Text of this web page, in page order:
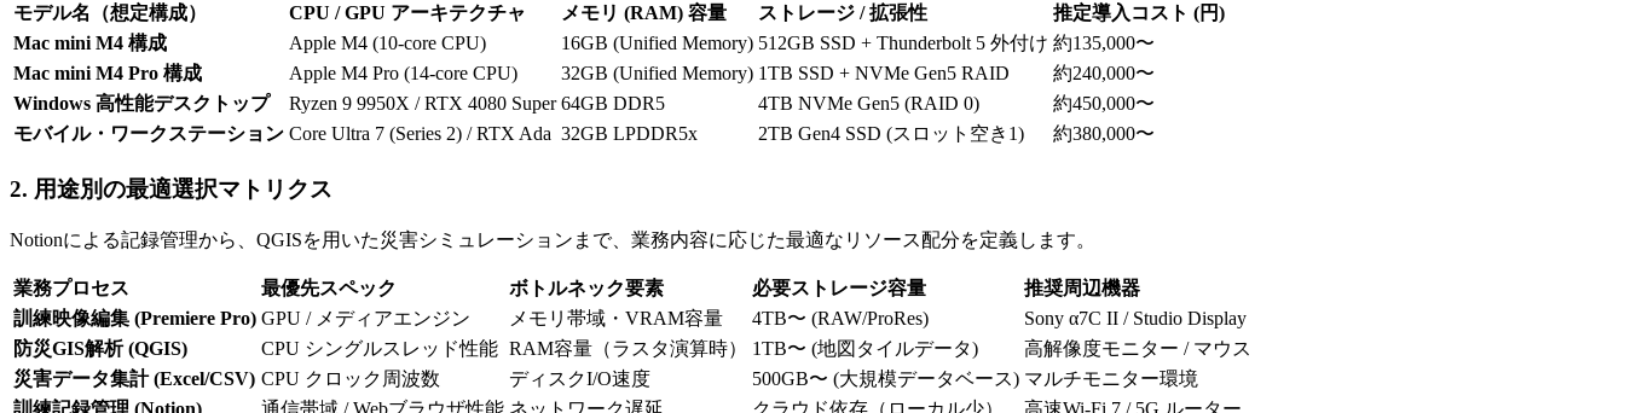
モデル名（想定構成） CPU / GPU アーキテクチャ メモリ (RAM) 容量 ストレージ / 拡張性
推定導入コスト (円)
Mac mini M4 構成
Apple M4 (10-core CPU) 16GB (Unified Memory) 512GB SSD + Thunderbolt 5 外付け 約135,000〜
Mac mini M4 Pro 構成
Apple M4 Pro (14-core CPU) 32GB (Unified Memory) 1TB SSD + NVMe Gen5 RAID
約240,000〜
Windows 高性能デスクトップ
Ryzen 9 9950X / RTX 4080 Super 64GB DDR5 4TB NVMe Gen5 (RAID 0)
約450,000〜
モバイル・ワークステーション Core Ultra 7 (Series 2) / RTX Ada 32GB LPDDR5x 2TB Gen4 SSD (スロット空き1) 約380,000〜
2. 用途別の最適選択マトリクス
Notionによる記録管理から、QGISを用いた災害シミュレーションまで、業務内容に応じた最適なリソース配分を定義します。
業務プロセス 最優先スペック ボトルネック要素 必要ストレージ容量
推奨周辺機器
訓練映像編集 (Premiere Pro) GPU / メディアエンジン メモリ帯域・VRAM容量 4TB〜 (RAW/ProRes)
Sony α7C II / Studio Display
防災GIS解析 (QGIS)
CPU シングルスレッド性能 RAM容量（ラスタ演算時） 1TB〜 (地図タイルデータ)
高解像度モニター / マウス
災害データ集計 (Excel/CSV) CPU クロック周波数 ディスクI/O速度 500GB〜 (大規模データベース) マルチモニター環境
訓練記録管理 (Notion)
通信帯域 / Webブラウザ性能 ネットワーク遅延 クラウド依存（ローカル少） 高速Wi-Fi 7 / 5G ルーター